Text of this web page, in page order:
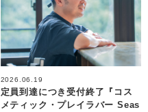
2026.06.19
定員到達につき受付終了『コス
メティック・プレイラバー Seas